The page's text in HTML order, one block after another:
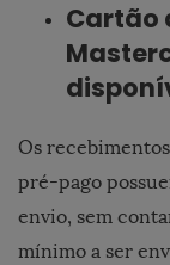
Cartão
Os
pré-pago
envio, sem
mínimo a ser